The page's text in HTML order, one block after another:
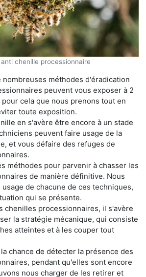
chenille processionnaire
nombreuses méthodes d'éradication
peuvent vous exposer à 2
cela que nous prenons tout en
toute exposition.
en s'avère être encore à un stade
peuvent faire usage de la
et vous défaire des refuges de
méthodes pour parvenir à chasser les
de manière définitive. Nous
de chacune de ces techniques,
qui se présente.
chenilles processionnaires, il s'avère
la stratégie mécanique, qui consiste
atteintes et à les couper tout
chance de détecter la présence des
pendant qu'elles sont encore
nous charger de les retirer et